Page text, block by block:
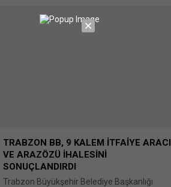
paylaşmak için tıklayın (Yeni pencerede açılır)
X Linkedln üzerinden paylaşmak için tıklayın
TRABZON BB, 9 KALEM İTFAİYE ARACI
VE ARAZÖZÜ İHALESİNİ
SONUÇLANDIRDI
Trabzon Büyükşehir Belediye Başkanlığı